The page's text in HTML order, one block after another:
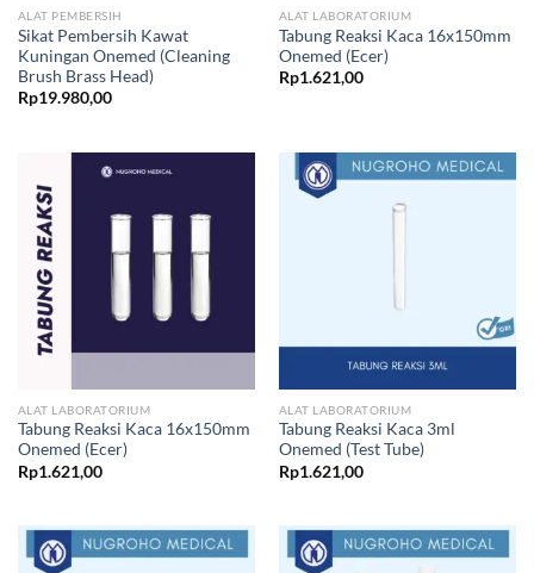
ALAT PEMBERSIH
Sikat Pembersih Kawat
Kuningan Onemed (Cleaning
Brush Brass Head)
Rp19.980,00
ALAT LABORATORIUM
Tabung Reaksi Kaca 16x150mm
Onemed (Ecer)
Rp1.621,00
ALAT LABORATORIUM
Tabung Reaksi Kaca 16x150mm
Onemed (Ecer)
Rp1.621,00
ALAT LABORATORIUM
Tabung Reaksi Kaca 3ml
Onemed (Test Tube)
Rp1.621,00